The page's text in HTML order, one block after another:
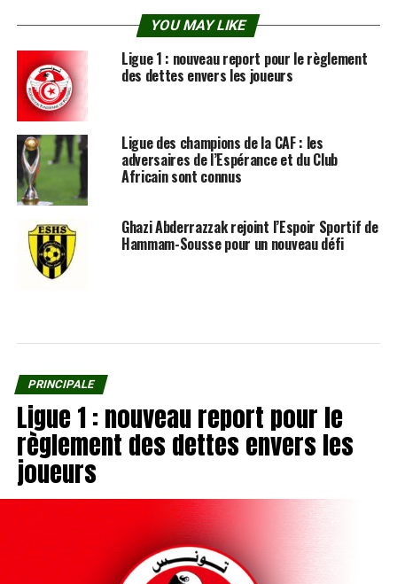
YOU MAY LIKE
Ligue 1 : nouveau report pour le règlement
des dettes envers les joueurs
Ligue des champions de la CAF : les
adversaires de l’Espérance et du Club
Africain sont connus
Ghazi Abderrazzak rejoint l’Espoir Sportif de
Hammam-Sousse pour un nouveau défi
PRINCIPALE
Ligue 1 : nouveau report pour le
règlement des dettes envers les
joueurs